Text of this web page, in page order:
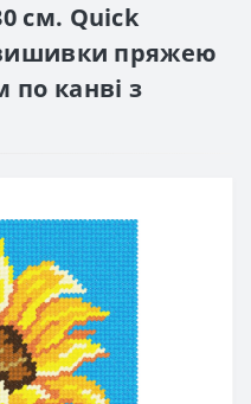
см. Quick
пряжею
по канві з